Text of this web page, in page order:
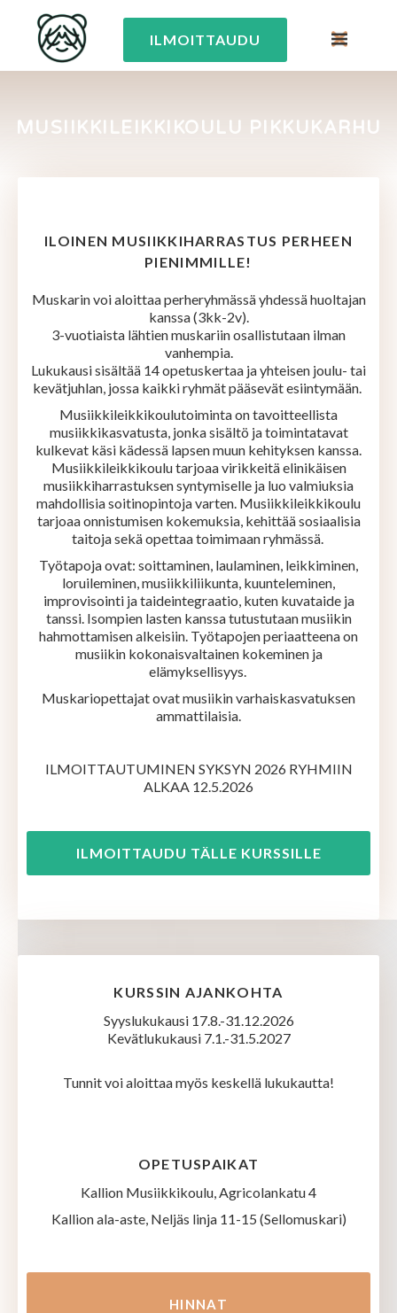
ILMOITTAUDU
MUSIIKKILEIKKIKOULU PIKKUKARHU
ILOINEN MUSIIKKIHARRASTUS PERHEEN
PIENIMMILLE!
Muskarin voi aloittaa perheryhmässä yhdessä huoltajan
kanssa (3kk-2v).
3-vuotiaista lähtien muskariin osallistutaan ilman
vanhempia.
Lukukausi sisältää 14 opetuskertaa ja yhteisen joulu- tai
kevätjuhlan, jossa kaikki ryhmät pääsevät esiintymään.
Musiikkileikkikoulutoiminta on tavoitteellista
musiikkikasvatusta, jonka sisältö ja toimintatavat
kulkevat käsi kädessä lapsen muun kehityksen kanssa.
Musiikkileikkikoulu tarjoaa virikkeitä elinikäisen
musiikkiharrastuksen syntymiselle ja luo valmiuksia
mahdollisia soitinopintoja varten. Musiikkileikkikoulu
tarjoaa onnistumisen kokemuksia, kehittää sosiaalisia
taitoja sekä opettaa toimimaan ryhmässä.
Työtapoja ovat: soittaminen, laulaminen, leikkiminen,
loruileminen, musiikkiliikunta, kuunteleminen,
improvisointi ja taideintegraatio, kuten kuvataide ja
tanssi. Isompien lasten kanssa tutustutaan musiikin
hahmottamisen alkeisiin. Työtapojen periaatteena on
musiikin kokonaisvaltainen kokeminen ja
elämyksellisyys.
Muskariopettajat ovat musiikin varhaiskasvatuksen
ammattilaisia.
ILMOITTAUTUMINEN SYKSYN 2026 RYHMIIN
ALKAA 12.5.2026
ILMOITTAUDU TÄLLE KURSSILLE
KURSSIN AJANKOHTA
Syyslukukausi 17.8.-31.12.2026
Kevätlukukausi 7.1.-31.5.2027
Tunnit voi aloittaa myös keskellä lukukautta!
OPETUSPAIKAT
Kallion Musiikkikoulu, Agricolankatu 4
Kallion ala-aste, Neljäs linja 11-15 (Sellomuskari)
HINNAT